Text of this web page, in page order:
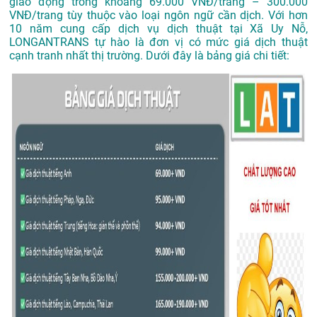
VNĐ/trang tùy thuộc vào loại ngôn ngữ cần dịch. Với hơn
10 năm cung cấp dịch vụ dịch thuật tại Xã Uy Nỗ,
LONGANTRANS tự hào là đơn vị có mức giá dịch thuật
cạnh tranh nhất thị trường. Dưới đây là bảng giá chi tiết: